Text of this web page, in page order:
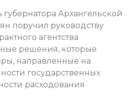
Архангельской
поручил руководству
агентства
решения, которые
направленные на
государственных
расходования